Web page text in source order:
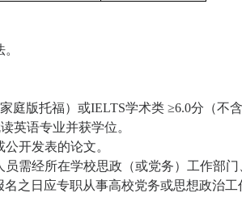
庭版托福）或IELTS学术类 ≥6.0分（不
英语专业并获学位。
开发表的论文。
需经所在学校思政（或党务）工作部门
之日应专职从事高校党务或思想政治工